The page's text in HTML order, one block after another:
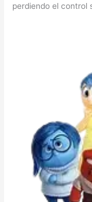
perdiendo el control